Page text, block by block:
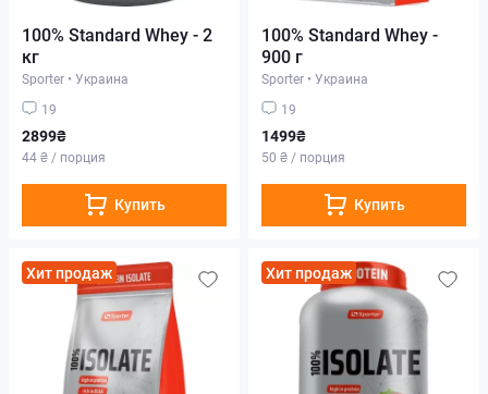
100% Standard Whey - 2
кг
Sporter • Украина
19
2899₴
44 ₴ / порция
Купить
100% Standard Whey -
900 г
Sporter • Украина
19
1499₴
50 ₴ / порция
Купить
Хит продаж Хит продаж